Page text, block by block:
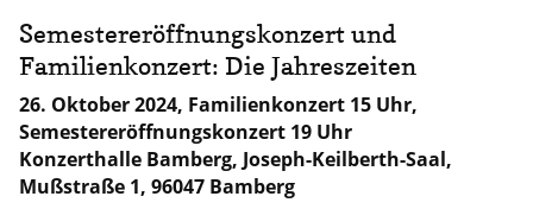
Semestereröffnungskonzert und
Familienkonzert: Die Jahreszeiten
26. Oktober 2024, Familienkonzert 15 Uhr,
Semestereröffnungskonzert 19 Uhr
Konzerthalle Bamberg, Joseph-Keilberth-Saal,
Mußstraße 1, 96047 Bamberg